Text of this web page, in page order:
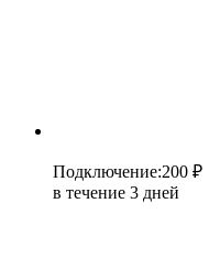
Подключение:200 ₽
в течение 3 дней